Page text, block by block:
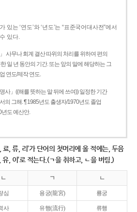
있는 ‘연도’와 ‘년도’는 “표준국어대사전”에서
있다.
」 사무나 회계 결산 따위의 처리를 위하여 편의
일 년 동안의 기간. 또는 앞의 말에 해당하는 그
연도/제작 연도.
명사」((해를 뜻하는 말 뒤에 쓰여)) 일정한 기간
의 그해. ¶ 1985년도 출생자/1970년도 졸업
년도 예산안.
료, 류, 리’가 단어의 첫머리에 올 적에는, 두음
유, 이’로 적는다.(ㄱ을 취하고, ㄴ을 버림.)
ㄴ ㄱ ㄴ
심 용궁(龍宮) 룡궁
사 유행(流行) 류행